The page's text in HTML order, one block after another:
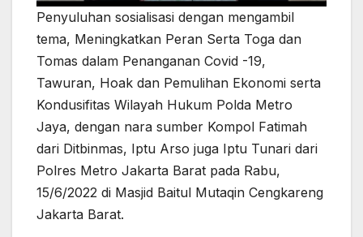
Penyuluhan sosialisasi dengan mengambil
tema, Meningkatkan Peran Serta Toga dan
Tomas dalam Penanganan Covid -19,
Tawuran, Hoak dan Pemulihan Ekonomi serta
Kondusifitas Wilayah Hukum Polda Metro
Jaya, dengan nara sumber Kompol Fatimah
dari Ditbinmas, Iptu Arso juga Iptu Tunari dari
Polres Metro Jakarta Barat pada Rabu,
15/6/2022 di Masjid Baitul Mutaqin Cengkareng
Jakarta Barat.